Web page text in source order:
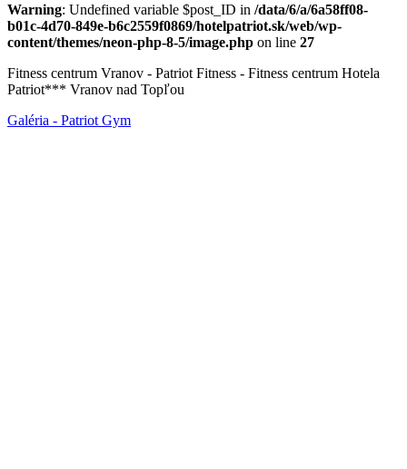
Warning: Undefined variable $post_ID in /data/6/a/6a58ff08-
b01c-4d70-849e-b6c2559f0869/hotelpatriot.sk/web/wp-
content/themes/neon-php-8-5/image.php on line 27
Fitness centrum Vranov - Patriot Fitness - Fitness centrum Hotela
Patriot*** Vranov nad Topľou
Galéria - Patriot Gym